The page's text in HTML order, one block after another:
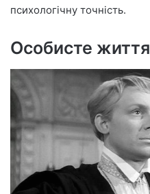
психологічну точність.
Особисте життя